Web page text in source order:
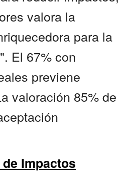
valora la
para la
El 67% con
previene
valoración 85% de
Impactos